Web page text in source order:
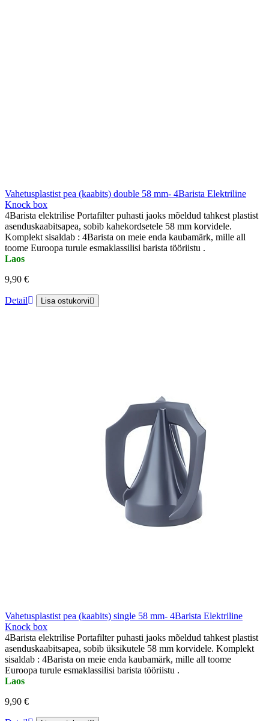
Vahetusplastist pea (kaabits) double 58 mm- 4Barista Elektriline
Knock box
4Barista elektrilise Portafilter puhasti jaoks mõeldud tahkest plastist
asenduskaabitsapea, sobib kahekordsetele 58 mm korvidele.
Komplekt sisaldab : 4Barista on meie enda kaubamärk, mille all
toome Euroopa turule esmaklassilisi barista tööriistu .
Laos
9,90 €
Detail Lisa ostukorvi
Vahetusplastist pea (kaabits) single 58 mm- 4Barista Elektriline
Knock box
4Barista elektrilise Portafilter puhasti jaoks mõeldud tahkest plastist
asenduskaabitsapea, sobib üksikutele 58 mm korvidele. Komplekt
sisaldab : 4Barista on meie enda kaubamärk, mille all toome
Euroopa turule esmaklassilisi barista tööriistu .
Laos
9,90 €